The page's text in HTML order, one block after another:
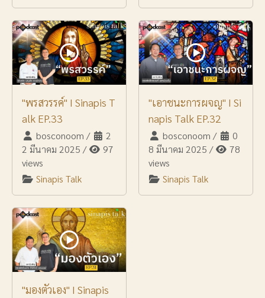
"พรสวรรค์" I Sinapis T
alk EP.33
bosconoom /
2
2 มีนาคม 2025 /
97
views
Sinapis Talk
"เอาชนะการผจญ" I Si
napis Talk EP.32
bosconoom /
0
8 มีนาคม 2025 /
78
views
Sinapis Talk
"มองตัวเอง" I Sinapis